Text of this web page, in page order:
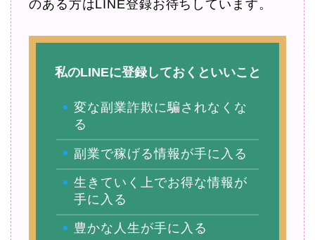
のある方はLINE登録お待ちしています。
私のLINEに登録しておくといいこと
変な副業詐欺に騙されなくな
る
副業で稼げる情報が手に入る
生きていく上でお得な情報が
手に入る
豊かな人生が手に入る